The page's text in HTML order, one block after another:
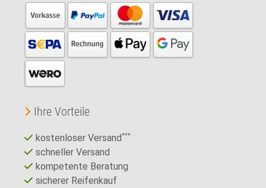
Ihre Vorteile
kostenloser Versand***
schneller Versand
kompetente Beratung
sicherer Reifenkauf